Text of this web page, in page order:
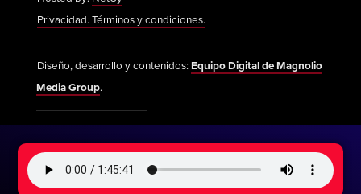
Privacidad. Términos y condiciones.
Diseño, desarrollo y contenidos:Equipo Digital de Magnolio
Media Group.